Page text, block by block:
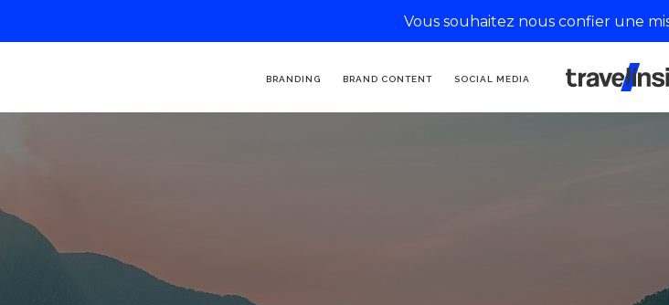
BRANDING BRAND CONTENT SOCIAL MEDIA
AGENCIA DE
COMUNICACIÓN
Vous souhaitez nous confier une